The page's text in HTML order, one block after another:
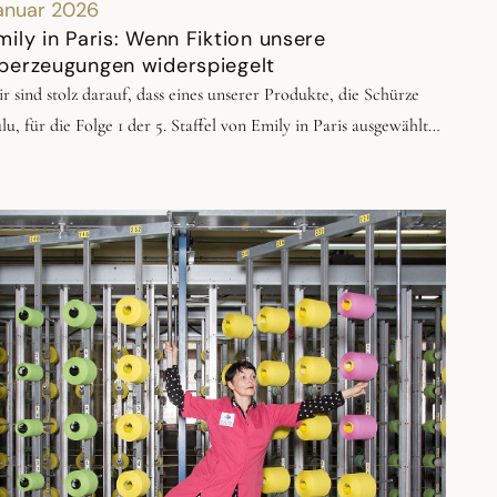
2026
in Paris: Wenn Fiktion unsere
widerspiegelt
sind stolz darauf, dass eines unserer Produkte, die Schürze
für die Folge 1 der 5. Staffel von Emily in Paris ausgewählt
Figur Antonia eine andere Vorstellung von Wert: die von
Seltenheit, Weitergabe und Respekt vor der
Eine Szene, die die Spannung zwischen Modernität
Tradition, Sichtbarkeit und Exklusivität hinterfragt. Bei Le
Français gehören diese Fragen seit 1888 zu unserem